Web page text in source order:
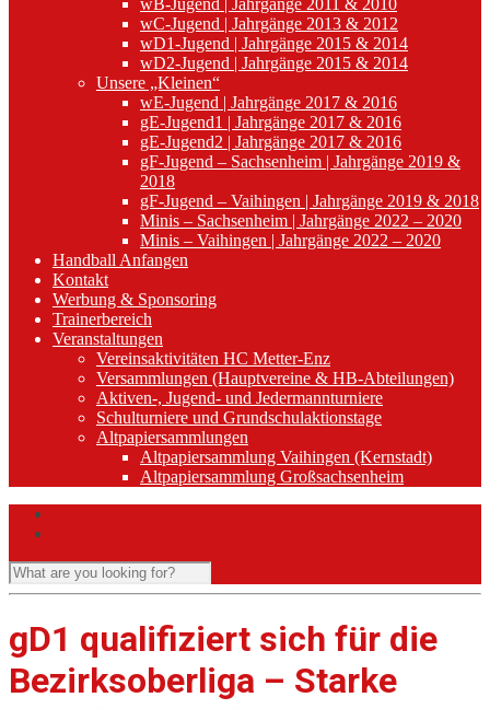
wB-Jugend | Jahrgänge 2011 & 2010
wC-Jugend | Jahrgänge 2013 & 2012
wD1-Jugend | Jahrgänge 2015 & 2014
wD2-Jugend | Jahrgänge 2015 & 2014
Unsere „Kleinen“
wE-Jugend | Jahrgänge 2017 & 2016
gE-Jugend1 | Jahrgänge 2017 & 2016
gE-Jugend2 | Jahrgänge 2017 & 2016
gF-Jugend – Sachsenheim | Jahrgänge 2019 &
2018
gF-Jugend – Vaihingen | Jahrgänge 2019 & 2018
Minis – Sachsenheim | Jahrgänge 2022 – 2020
Minis – Vaihingen | Jahrgänge 2022 – 2020
Handball Anfangen
Kontakt
Werbung & Sponsoring
Trainerbereich
Veranstaltungen
Vereinsaktivitäten HC Metter-Enz
Versammlungen (Hauptvereine & HB-Abteilungen)
Aktiven-, Jugend- und Jedermannturniere
Schulturniere und Grundschulaktionstage
Altpapiersammlungen
Altpapiersammlung Vaihingen (Kernstadt)
Altpapiersammlung Großsachsenheim
gD1 qualifiziert sich für die
Bezirksoberliga – Starke